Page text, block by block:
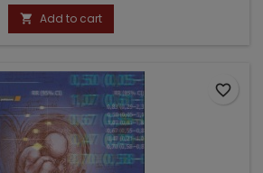
price
 Add to cart
favorite_border